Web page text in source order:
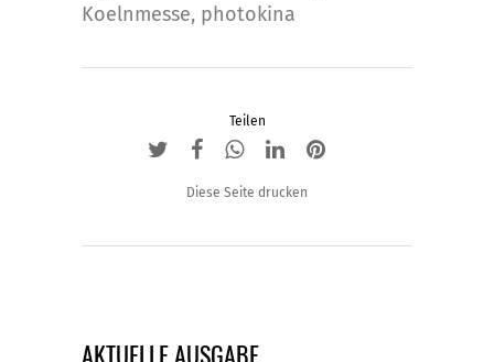
Koelnmesse, photokina
Teilen
Diese Seite drucken
AKTUELLE AUSGABE